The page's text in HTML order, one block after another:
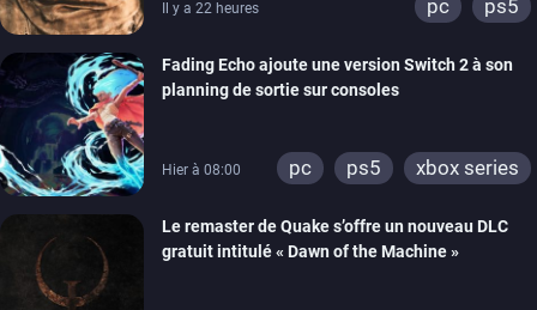
Il y a 22 heures pc ps5
Fading Echo ajoute une version Switch 2 à son
planning de sortie sur consoles
Hier à 08:00 pc ps5 xbox series
Le remaster de Quake s’offre un nouveau DLC
gratuit intitulé « Dawn of the Machine »